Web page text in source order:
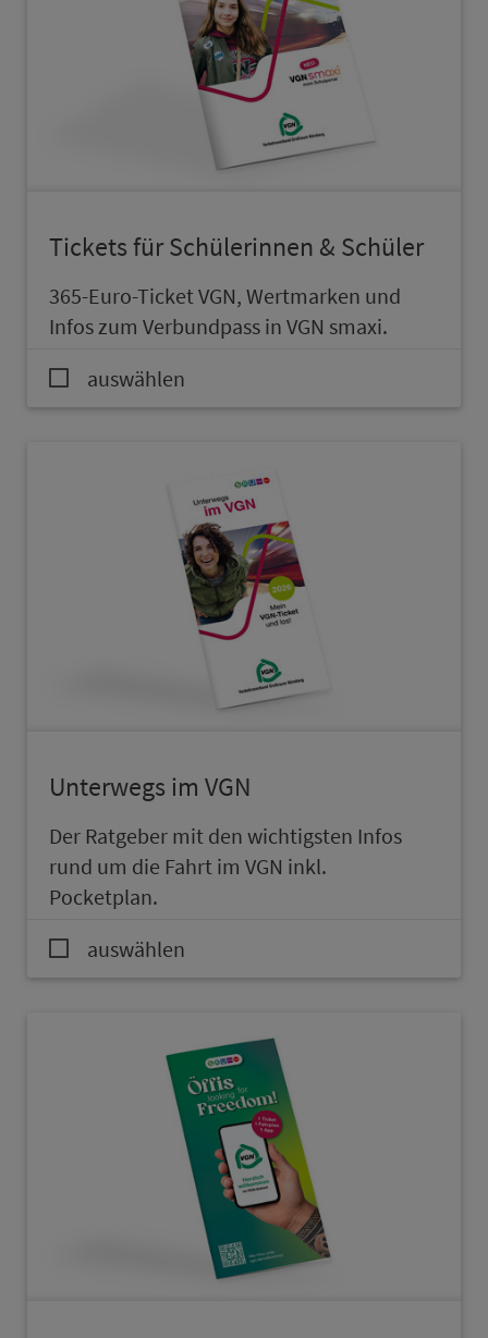
Tickets für Schülerinnen & Schüler
365-Euro-Ticket VGN, Wert­mar­ken und
Infos zum Ver­bund­pass in VGN smaxi.
auswählen
Un­ter­wegs im VGN
Der Rat­ge­ber mit den wichtigsten Infos
rund um die Fahrt im VGN inkl.
Pocketplan.
auswählen